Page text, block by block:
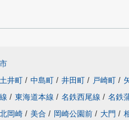
土井町 / 中島町 / 井田町 / 戸崎町 /
/ 東海道本線 / 名鉄西尾線 / 名鉄
北岡崎 / 美合 / 岡崎公園前 / 大門 /